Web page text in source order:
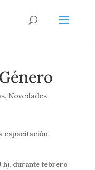
, Novedades
capacitación
h), durante febrero